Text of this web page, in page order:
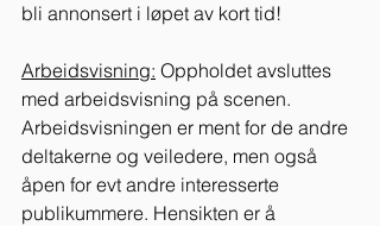
bli annonsert i løpet av kort tid!
Arbeidsvisning: Oppholdet avsluttes
med arbeidsvisning på scenen.
Arbeidsvisningen er ment for de andre
deltakerne og veiledere, men også
åpen for evt andre interesserte
publikummere. Hensikten er å